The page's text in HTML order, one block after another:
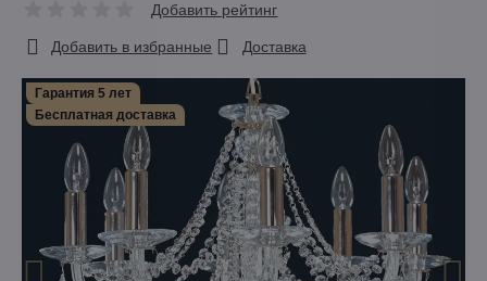
Гарантия 5 лет
Бесплатная доставка
Добавить рейтинг
Добавить в избранные Доставка